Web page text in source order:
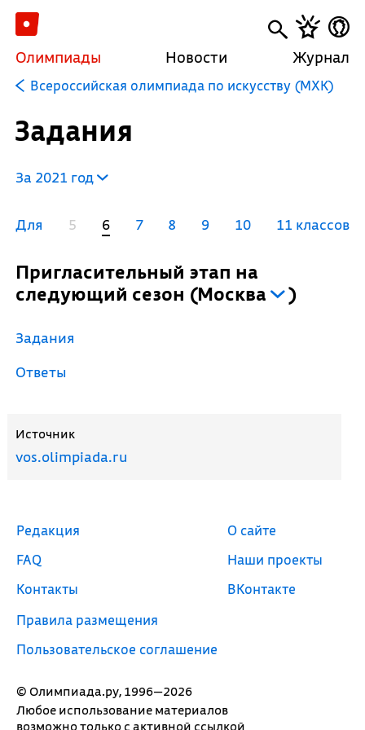
Олимпиады Новости Журнал
Всероссийская олимпиада по искусству (МХК)
Задания
За 2021 год
Для 5 6 7 8 9 10 11 классов
Пригласительный этап на
следующий сезон (Москва )
Задания
Ответы
Источник
vos.olimpiada.ru
© Олимпиада.ру, 1996—2026
Любое использование материалов
возможно только с активной ссылкой
Редакция
FAQ
Контакты
Правила размещения
Пользовательское соглашение
О сайте
Наши проекты
ВКонтакте